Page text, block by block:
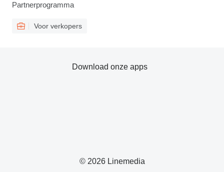
Partnerprogramma
Voor verkopers
© 2026 Linemedia
Download onze apps